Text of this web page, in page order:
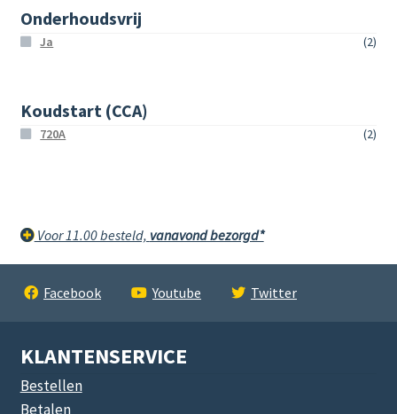
Onderhoudsvrij
Ja (2)
Koudstart (CCA)
720A (2)
Voor 11.00 besteld, vanavond bezorgd*
Facebook Youtube Twitter
KLANTENSERVICE
Bestellen
Betalen